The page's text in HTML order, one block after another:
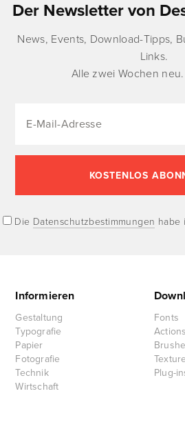
Der Newsletter von
News, Events, Download-Tipps,
Links.
Alle zwei Wochen
Die Datenschutzbestimmungen habe
Informieren
Gestaltung
Typografie
Papier
Fotografie
Technik
Wirtschaft
Fonts
Actions
Plug-